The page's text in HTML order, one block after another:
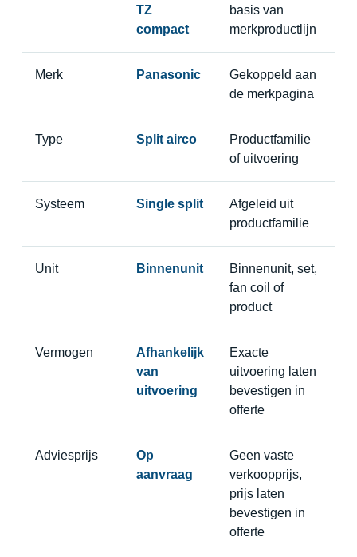
TZ
compact
basis van
merkproductlijn
Merk Panasonic
Gekoppeld aan
de merkpagina
Type Split airco
Productfamilie
of uitvoering
Systeem Single split
Afgeleid uit
productfamilie
Unit Binnenunit
Binnenunit, set,
fan coil of
product
Vermogen
Afhankelijk
van
uitvoering
Exacte
uitvoering laten
bevestigen in
offerte
Adviesprijs
Op
aanvraag
Geen vaste
verkoopprijs,
prijs laten
bevestigen in
offerte